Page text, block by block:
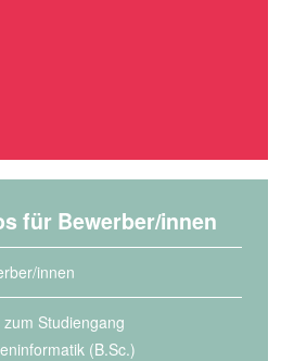
für Bewerber/innen
innen
zum Studiengang
(B.Sc.)